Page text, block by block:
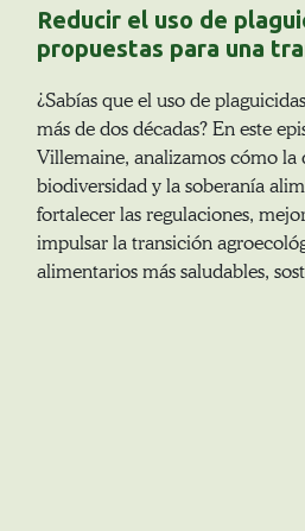
Reducir el uso de
propuestas para una
¿Sabías que el uso de
más de dos décadas? En este
Villemaine, analizamos cómo la
biodiversidad y la soberanía
fortalecer las regulaciones,
impulsar la transición
alimentarios más saludables,